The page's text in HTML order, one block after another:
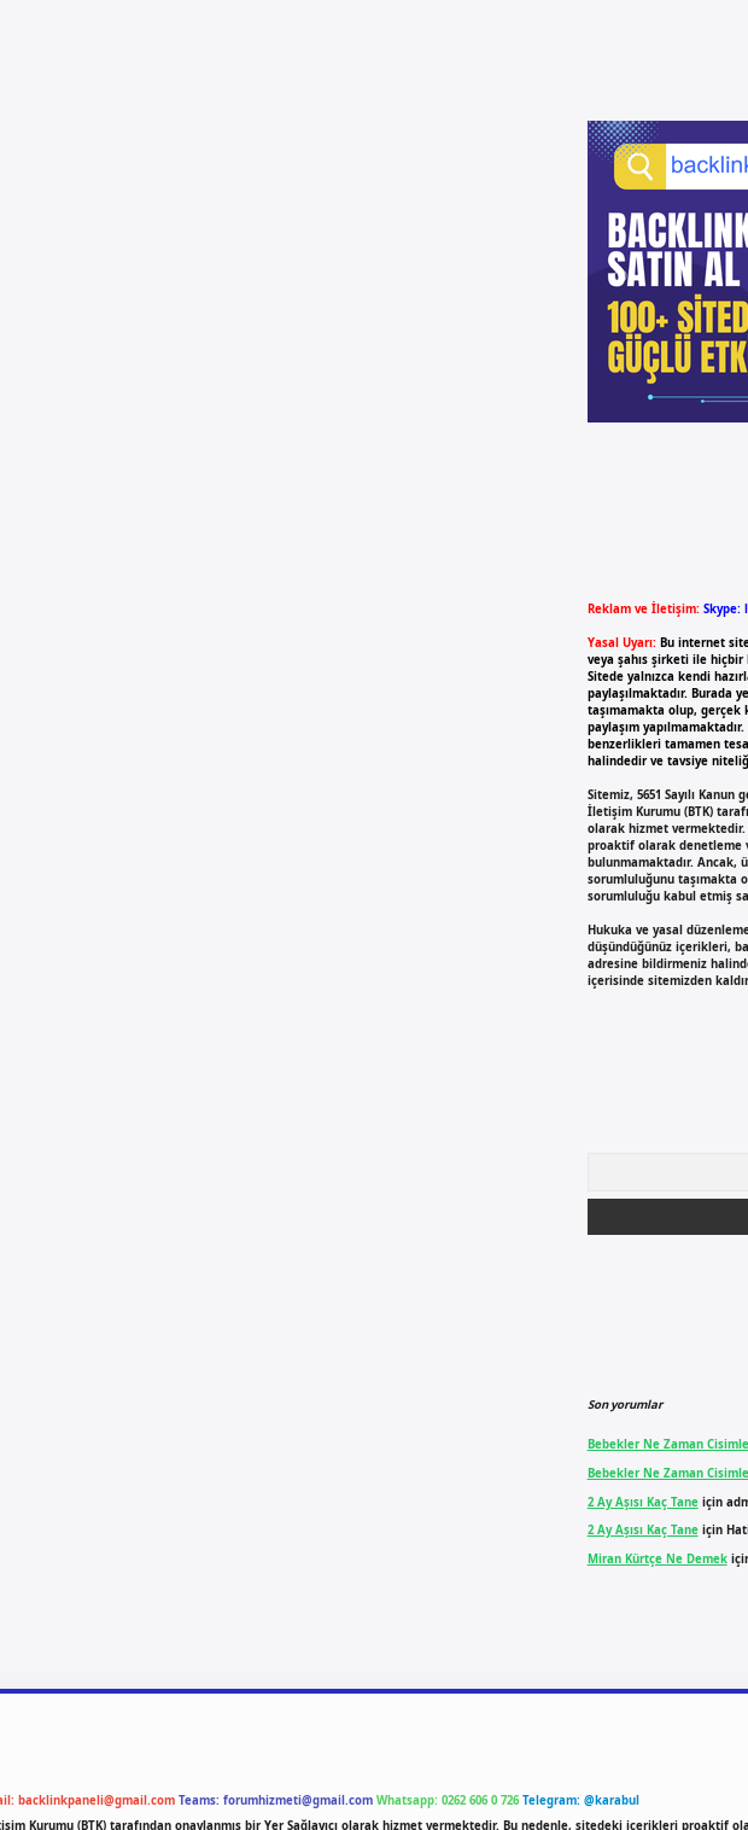
Reklam ve İletişim: Skype:
Yasal Uyarı: Bu internet
veya şahıs şirketi ile hiçbir
Sitede yalnızca kendi
paylaşılmaktadır. Burada
taşımamakta olup, gerçek
paylaşım
benzerlikleri tamamen
halindedir ve tavsiye
Sitemiz, 5651 Sayılı
İletişim Kurumu (BTK)
olarak hizmet
proaktif olarak denetleme
bulunmamaktadır. Ancak,
sorumluluğunu taşımakta
sorumluluğu kabul etmiş
Hukuka ve yasal
düşündüğünüz içerikleri,
adresine bildirmeniz
içerisinde sitemizden
Son yorumlar
Bebekler Ne Zaman
Bebekler Ne Zaman
2 Ay Aşısı Kaç Taneiçin
2 Ay Aşısı Kaç Taneiçin
Miran Kürtçe Ne Demek
backlinkpaneli@gmail.com Teams: forumhizmeti@gmail.com Whatsapp: 0262 606 0 726 Telegram: @karabul
Kurumu (BTK) tarafından onaylanmış bir Yer Sağlayıcı olarak hizmet vermektedir. Bu nedenle, sitedeki içerikleri proaktif